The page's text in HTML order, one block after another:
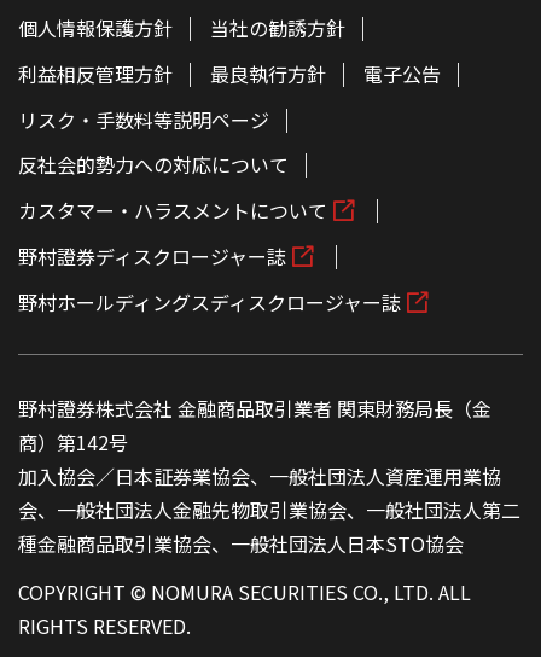
個人情報保護方針
当社の勧誘方針
利益相反管理方針
最良執行方針
電子公告
リスク・手数料等説明ページ
反社会的勢力への対応について
カスタマー・ハラスメントについて
野村證券ディスクロージャー誌
野村ホールディングスディスクロージャー誌
野村證券株式会社 金融商品取引業者 関東財務局長（金
商）第142号
加入協会／日本証券業協会、一般社団法人資産運用業協
会、一般社団法人金融先物取引業協会、一般社団法人第二
種金融商品取引業協会、一般社団法人日本STO協会
COPYRIGHT © NOMURA SECURITIES CO., LTD. ALL
RIGHTS RESERVED.